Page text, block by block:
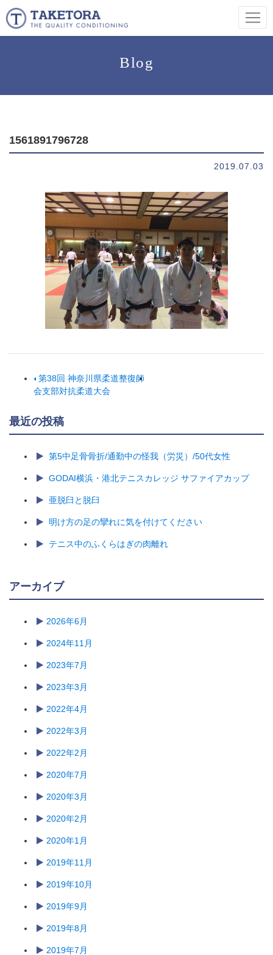
Blog
1561891796728
2019.07.03
第38回 神奈川県柔道整復師
会支部対抗柔道大会
最近の投稿
第5中足骨骨折/通勤中の怪我（労災）/50代女性
GODAI横浜・港北テニスカレッジ サファイアカップ
亜脱臼と脱臼
明け方の足の攣れに気を付けてください
テニス中のふくらはぎの肉離れ
アーカイブ
2026年6月
2024年11月
2023年7月
2023年3月
2022年4月
2022年3月
2022年2月
2020年7月
2020年3月
2020年2月
2020年1月
2019年11月
2019年10月
2019年9月
2019年8月
2019年7月